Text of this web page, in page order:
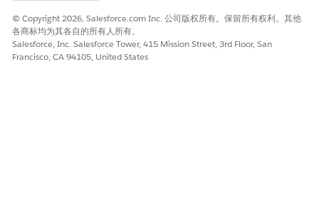
© Copyright 2026, Salesforce.com Inc. 公司版权所有。保留所有权利。其他
各商标均为其各自的所有人所有。
Salesforce, Inc. Salesforce Tower, 415 Mission Street, 3rd Floor, San
Francisco, CA 94105, United States